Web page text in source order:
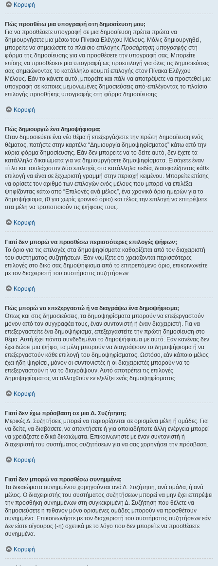
Κορυφή
Πώς προσθέτω μια υπογραφή στη δημοσίευση μου;
Για να προσθέσετε υπογραφή σε μια δημοσίευση πρέπει πρώτα να
δημιουργήσετε μια μέσω του Πίνακα Ελέγχου Μέλους. Μόλις δημιουργηθεί,
μπορείτε να σημειώσετε το πλαίσιο επιλογής Προσάρτηση υπογραφής στη
φόρμα της δημοσίευσης για να προσθέσετε την υπογραφή σας. Μπορείτε
επίσης να προσθέσετε μια υπογραφή ως προεπιλογή για όλες τις δημοσιεύσεις
σας σημειώνοντας το κατάλληλο κουμπί επιλογής στον Πίνακα Ελέγχου
Μέλους. Εάν το κάνετε αυτό, μπορείτε και πάλι να αποτρέψετε να προστεθεί μια
υπογραφή σε κάποιες μεμονωμένες δημοσιεύσεις από-επιλέγοντας το πλαίσιο
επιλογής προσθήκης υπογραφής στη φόρμα δημοσίευσης.
Κορυφή
Πώς δημιουργώ ένα δημοψήφισμα;
Όταν δημοσιεύετε ένα νέο θέμα ή επεξεργάζεστε την πρώτη δημοσίευση ενός
θέματος, πατήστε στην καρτέλα “Δημιουργία δημοψηφίσματος” κάτω από την
κύρια φόρμα δημοσίευσης. Εάν δεν μπορείτε να το δείτε αυτό, δεν έχετε τα
κατάλληλα δικαιώματα για να δημιουργήσετε δημοψηφίσματα. Εισάγετε έναν
τίτλο και τουλάχιστον δύο επιλογές στα κατάλληλα πεδία, διασφαλίζοντας κάθε
επιλογή να είναι σε ξεχωριστή γραμμή στην περιοχή κειμένου. Μπορείτε επίσης
να ορίσετε τον αριθμό των επιλογών ενός μέλους που μπορεί να επιλέξει
ψηφίζοντας κάτω από “Επιλογές ανά μέλος”, ένα χρονικό όριο ημερών για το
δημοψήφισμα, (0 για χωρίς χρονικό όριο) και τέλος την επιλογή να επιτρέψετε
στα μέλη να τροποποιούν τις ψήφους τους.
Κορυφή
Γιατί δεν μπορώ να προσθέσω περισσότερες επιλογές ψήφων;
Το όριο για τις επιλογές στα δημοψηφίσματα καθορίζεται από τον διαχειριστή
του συστήματος συζητήσεων. Εάν νομίζετε ότι χρειάζονται περισσότερες
επιλογές στο δικό σας δημοψήφισμα από το επιτρεπόμενο όριο, επικοινωνείτε
με τον διαχειριστή του συστήματος συζητήσεων.
Κορυφή
Πώς μπορώ να επεξεργαστώ ή να διαγράψω ένα δημοψήφισμα;
Όπως και στις δημοσιεύσεις, τα δημοψηφίσματα μπορούν να επεξεργαστούν
μόνον από τον συγγραφέα τους, έναν συντονιστή ή έναν διαχειριστή. Για να
επεξεργαστείτε ένα δημοψήφισμα, επεξεργαστείτε την πρώτη δημοσίευση στο
θέμα. Αυτή έχει πάντα συνδεδεμένο το δημοψήφισμα με αυτό. Εάν κανένας δεν
έχει δώσει μια ψήφο, τα μέλη μπορούν να διαγράψουν το δημοψήφισμα ή να
επεξεργαστούν κάθε επιλογή του δημοψηφίσματος. Ωστόσο, εάν κάποιο μέλος
έχει ήδη ψηφίσει, μόνον οι συντονιστές ή οι διαχειριστές μπορούν να το
επεξεργαστούν ή να το διαγράψουν. Αυτό αποτρέπει τις επιλογές
δημοψηφίσματος να αλλαχθούν εν εξελίξει ενός δημοψηφίσματος.
Κορυφή
Γιατί δεν έχω πρόσβαση σε μια Δ. Συζήτηση;
Μερικές Δ. Συζητήσεις μπορεί να περιορίζονται σε ορισμένα μέλη ή ομάδες. Για
να δείτε, να διαβάσετε, να απαντήσετε ή για οποιαδήποτε άλλη ενέργεια μπορεί
να χρειάζεστε ειδικά δικαιώματα. Επικοινωνήστε με έναν συντονιστή ή
διαχειριστή του συστήματος συζητήσεων για να σας χορηγήσει την πρόσβαση.
Κορυφή
Γιατί δεν μπορώ να προσθέσω συνημμένα;
Τα δικαιώματα συνημμένου χορηγούνται ανά Δ. Συζήτηση, ανά ομάδα, ή ανά
μέλος. Ο διαχειριστής του συστήματος συζητήσεων μπορεί να μην έχει επιτρέψει
την προσθήκη συνημμένων στη συγκεκριμένη Δ. Συζήτηση που θέλετε να
δημοσιεύσετε ή πιθανόν μόνο ορισμένες ομάδες μπορούν να προσθέτουν
συνημμένα. Επικοινωνήστε με τον διαχειριστή του συστήματος συζητήσεων εάν
δεν είστε σίγουρος (-η) σχετικά με το λόγο που δεν μπορείτε να προσθέσετε
συνημμένα.
Κορυφή